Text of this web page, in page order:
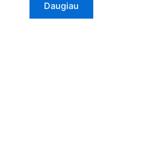
Daugiau